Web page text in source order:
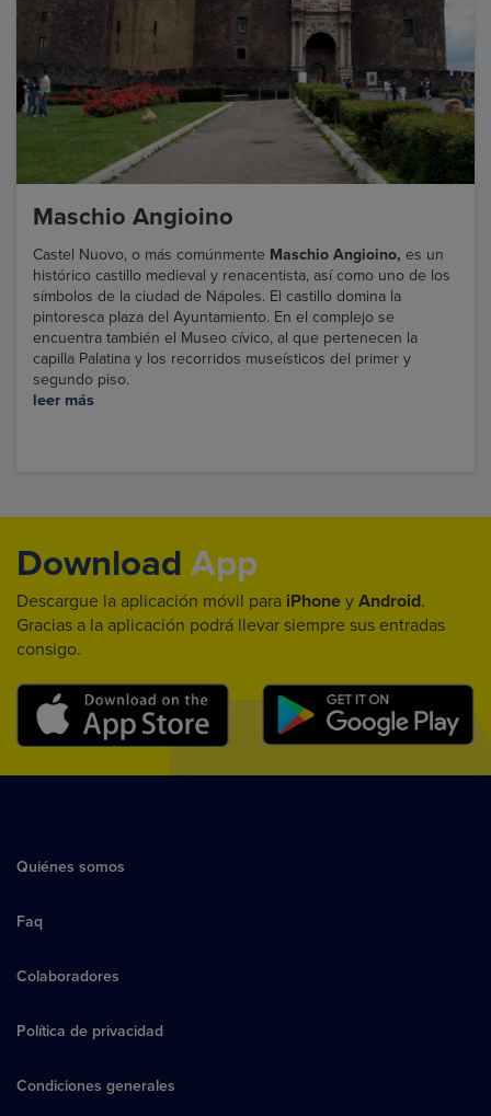
Maschio Angioino
Castel Nuovo, o más comúnmente Maschio Angioino, es un
histórico castillo medieval y renacentista, así como uno de los
símbolos de la ciudad de Nápoles. El castillo domina la
pintoresca plaza del Ayuntamiento. En el complejo se
encuentra también el Museo cívico, al que pertenecen la
capilla Palatina y los recorridos museísticos del primer y
segundo piso.
leer más
Download App
Descargue la aplicación móvil para iPhone y Android.
Gracias a la aplicación podrá llevar siempre sus entradas
consigo.
Quiénes somos
Faq
Colaboradores
Política de privacidad
Condiciones generales